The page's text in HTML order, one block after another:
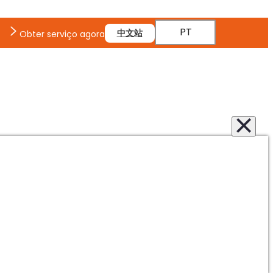
Obter serviço agora
中文站 PT